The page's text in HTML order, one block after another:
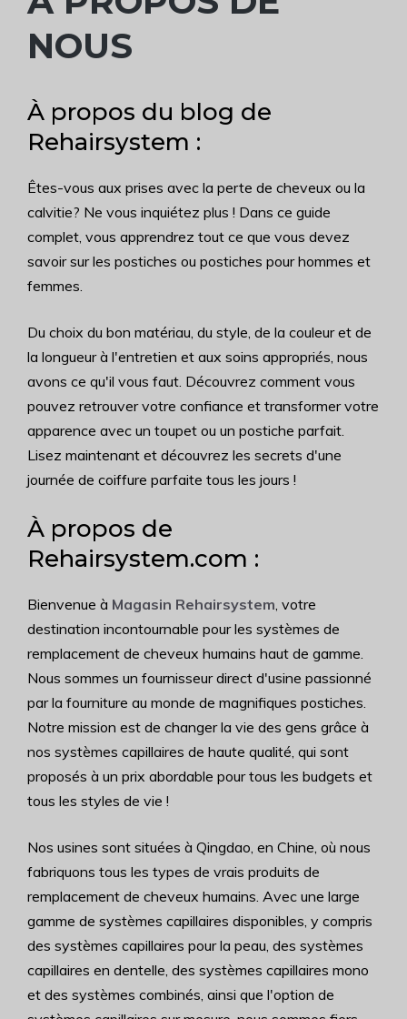
NOUS
À propos du blog de
Rehairsystem :
Êtes-vous aux prises avec la perte de cheveux ou la
calvitie? Ne vous inquiétez plus ! Dans ce guide
complet, vous apprendrez tout ce que vous devez
savoir sur les postiches ou postiches pour hommes et
femmes.
Du choix du bon matériau, du style, de la couleur et de
la longueur à l'entretien et aux soins appropriés, nous
avons ce qu'il vous faut. Découvrez comment vous
pouvez retrouver votre confiance et transformer votre
apparence avec un toupet ou un postiche parfait.
Lisez maintenant et découvrez les secrets d'une
journée de coiffure parfaite tous les jours !
À propos de
Rehairsystem.com :
Bienvenue à Magasin Rehairsystem, votre
destination incontournable pour les systèmes de
remplacement de cheveux humains haut de gamme.
Nous sommes un fournisseur direct d'usine passionné
par la fourniture au monde de magnifiques postiches.
Notre mission est de changer la vie des gens grâce à
nos systèmes capillaires de haute qualité, qui sont
proposés à un prix abordable pour tous les budgets et
tous les styles de vie !
Nos usines sont situées à Qingdao, en Chine, où nous
fabriquons tous les types de vrais produits de
remplacement de cheveux humains. Avec une large
gamme de systèmes capillaires disponibles, y compris
des systèmes capillaires pour la peau, des systèmes
capillaires en dentelle, des systèmes capillaires mono
et des systèmes combinés, ainsi que l'option de